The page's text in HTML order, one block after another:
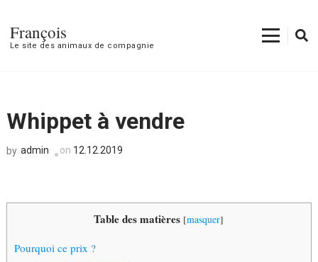
François
Le site des animaux de compagnie
Whippet à vendre
by admin on 12.12.2019
Table des matières [masquer]
Pourquoi ce prix ?